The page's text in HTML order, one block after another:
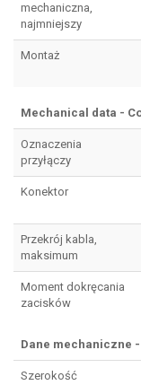
mechaniczna,
najmniejszy
Montaż
Mechanical data -
Oznaczenia
przyłączy
Konektor
Przekrój kabla,
maksimum
Moment dokręcania
zacisków
Dane mechaniczne
Szerokość